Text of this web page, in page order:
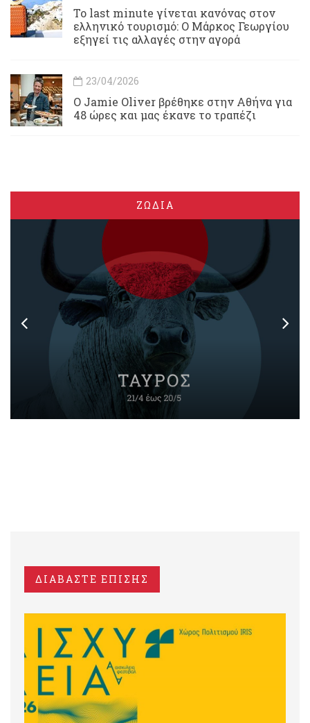
Το last minute γίνεται κανόνας στον
ελληνικό τουρισμό: Ο Μάρκος Γεωργίου
εξηγεί τις αλλαγές στην αγορά
23/04/2026
Ο Jamie Oliver βρέθηκε στην Αθήνα για
48 ώρες και μας έκανε το τραπέζι
ΖΩΔΙΑ
ΔΙΑΒΑΣΤΕ ΕΠΙΣΗΣ